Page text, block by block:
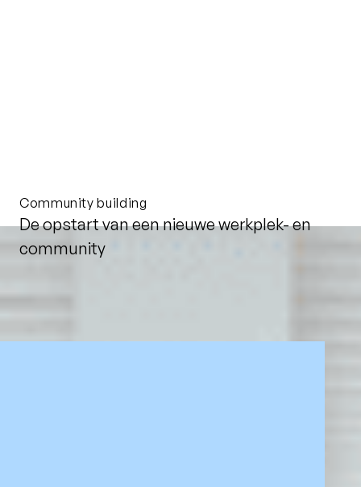
Community building
De opstart van een nieuwe werkplek- en
community